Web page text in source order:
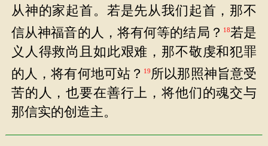
从神的家起首。若是先从我们起首，那不
信从神福音的人，将有何等的结局？ 18若是
义人得救尚且如此艰难，那不敬虔和犯罪
的人，将有何地可站？ 19 所以那照神旨意受
苦的人，也要在善行上，将他们的魂交与
那信实的创造主。